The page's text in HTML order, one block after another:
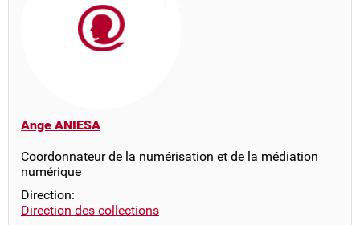
Ange ANIESA
Coordonnateur de la numérisation et de la médiation
numérique
Direction:
Direction des collections